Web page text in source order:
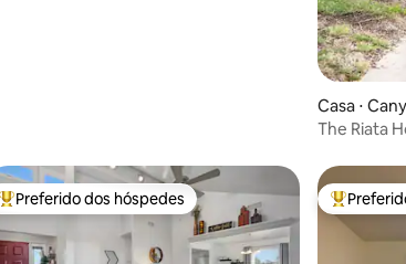
Casa ⋅
The Riata
Entre os melhores preferidos dos hóspedes
Preferido dos hóspedes Entre os